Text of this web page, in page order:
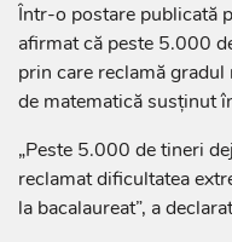
Într-o postare publicată
afirmat că peste 5.000
prin care reclamă
de matematică susținut
„Peste 5.000 de tineri
reclamat dificultatea
la bacalaureat”, a